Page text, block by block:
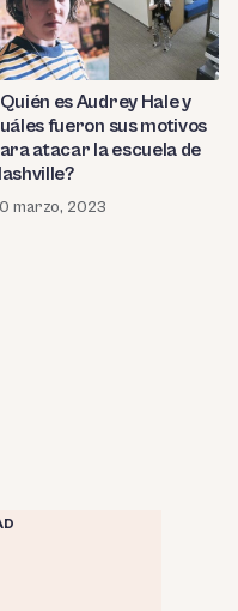
es Audrey Hale y
fueron sus motivos
atacar la escuela de
marzo, 2023